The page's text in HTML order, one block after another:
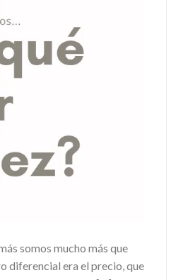
somos mucho más que
diferencial era el precio, que